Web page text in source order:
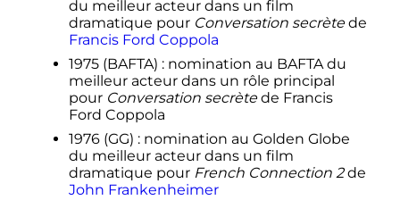
du meilleur acteur dans un film
dramatique pour Conversation secrètede
Francis Ford Coppola
1975 (BAFTA) : nomination au BAFTA du
meilleur acteur dans un rôle principal
pour Conversation secrètede Francis
Ford Coppola
1976 (GG) : nomination au Golden Globe
du meilleur acteur dans un film
dramatique pour French Connection 2de
John Frankenheimer